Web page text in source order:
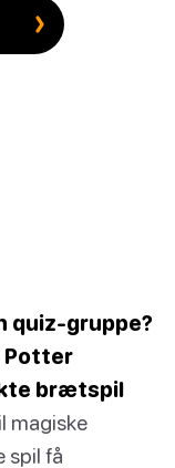
quiz-gruppe?
Potter
brætspil
magiske
spil få